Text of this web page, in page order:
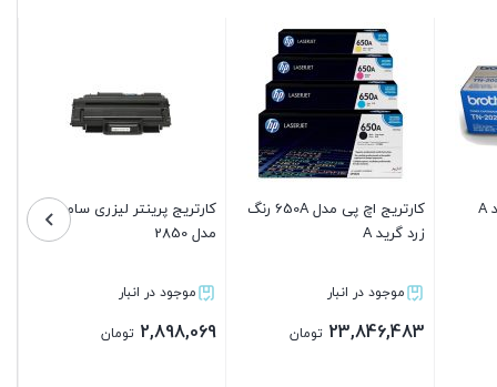
کارتریج پرینتر لیزری سامسونگ
موجود در انبار
3,519,069 تومان
کارتریج اچ پی مدل 128A رنگ
موجود در انبار
5,464,883 تومان
پک 4
650A گرید A